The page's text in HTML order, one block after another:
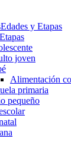
Edades y Etapas
joven
Alimentación
primaria
pequeño